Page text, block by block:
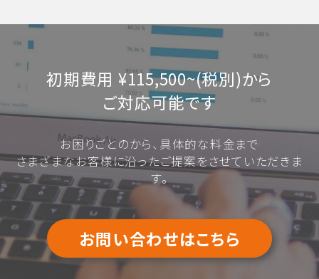
初期費用 ¥115,500~(税別)から
ご対応可能です
お困りごとのから、具体的な料金まで
さまざまなお客様に沿ったご提案をさせていただきま
す。
お問い合わせはこちら